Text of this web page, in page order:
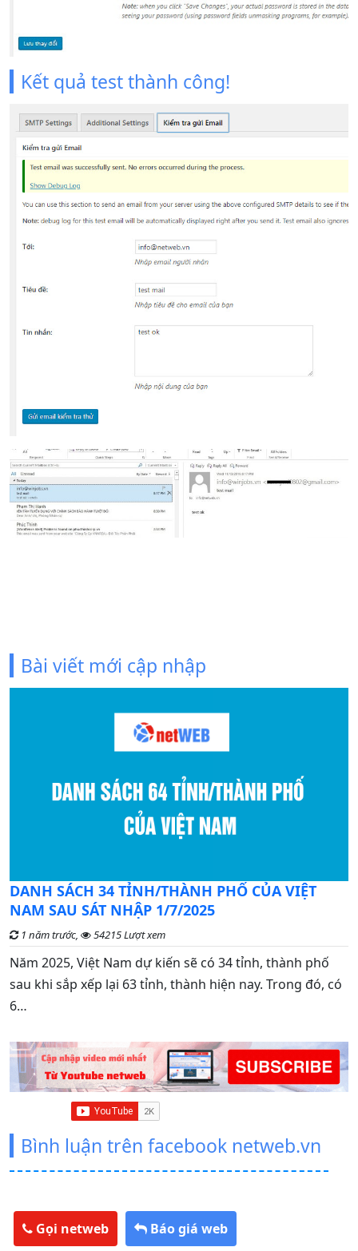
Kết quả test thành công!
Bài viết mới cập nhập
DANH SÁCH 34 TỈNH/THÀNH PHỐ CỦA VIỆT
NAM SAU SÁT NHẬP 1/7/2025
1 năm trước, 54215 Lượt xem
Năm 2025, Việt Nam dự kiến sẽ có 34 tỉnh, thành phố
sau khi sắp xếp lại 63 tỉnh, thành hiện nay. Trong đó, có
6…
Bình luận trên facebook netweb.vn
Gọi netweb Báo giá web